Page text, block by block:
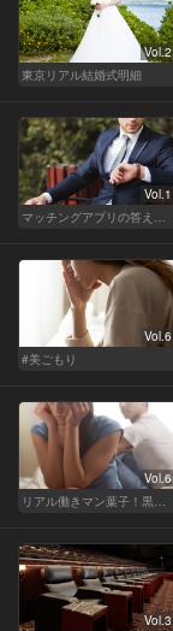
Vol.2
東京リアル結婚式明細
Vol.1
マッチングアプリの答えあわせ【A】～SEASON2～
Vol.6
#美ごもり
Vol.6
Vol.3